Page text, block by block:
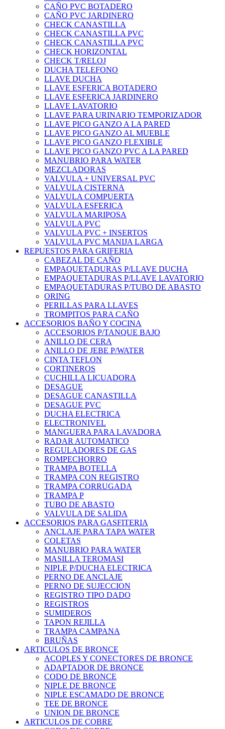
CAÑO PVC BOTADERO
CAÑO PVC JARDINERO
CHECK CANASTILLA
CHECK CANASTILLA PVC
CHECK CANASTILLA PVC
CHECK HORIZONTAL
CHECK T/RELOJ
DUCHA TELEFONO
LLAVE DUCHA
LLAVE ESFERICA BOTADERO
LLAVE ESFERICA JARDINERO
LLAVE LAVATORIO
LLAVE PARA URINARIO TEMPORIZADOR
LLAVE PICO GANZO A LA PARED
LLAVE PICO GANZO AL MUEBLE
LLAVE PICO GANZO FLEXIBLE
LLAVE PICO GANZO PVC A LA PARED
MANUBRIO PARA WATER
MEZCLADORAS
VALVULA + UNIVERSAL PVC
VALVULA CISTERNA
VALVULA COMPUERTA
VALVULA ESFERICA
VALVULA MARIPOSA
VALVULA PVC
VALVULA PVC + INSERTOS
VALVULA PVC MANIJA LARGA
REPUESTOS PARA GRIFERIA
CABEZAL DE CAÑO
EMPAQUETADURAS P/LLAVE DUCHA
EMPAQUETADURAS P/LLAVE LAVATORIO
EMPAQUETADURAS P/TUBO DE ABASTO
ORING
PERILLAS PARA LLAVES
TROMPITOS PARA CAÑO
ACCESORIOS BAÑO Y COCINA
ACCESORIOS P/TANQUE BAJO
ANILLO DE CERA
ANILLO DE JEBE P/WATER
CINTA TEFLON
CORTINEROS
CUCHILLA LICUADORA
DESAGUE
DESAGUE CANASTILLA
DESAGUE PVC
DUCHA ELECTRICA
ELECTRONIVEL
MANGUERA PARA LAVADORA
RADAR AUTOMATICO
REGULADORES DE GAS
ROMPECHORRO
TRAMPA BOTELLA
TRAMPA CON REGISTRO
TRAMPA CORRUGADA
TRAMPA P
TUBO DE ABASTO
VALVULA DE SALIDA
ACCESORIOS PARA GASFITERIA
ANCLAJE PARA TAPA WATER
COLETAS
MANUBRIO PARA WATER
MASILLA TEROMASI
NIPLE P/DUCHA ELECTRICA
PERNO DE ANCLAJE
PERNO DE SUJECCION
REGISTRO TIPO DADO
REGISTROS
SUMIDEROS
TAPON REJILLA
TRAMPA CAMPANA
BRUÑAS
ARTICULOS DE BRONCE
ACOPLES Y CONECTORES DE BRONCE
ADAPTADOR DE BRONCE
CODO DE BRONCE
NIPLE DE BRONCE
NIPLE ESCAMADO DE BRONCE
TEE DE BRONCE
UNION DE BRONCE
ARTICULOS DE COBRE